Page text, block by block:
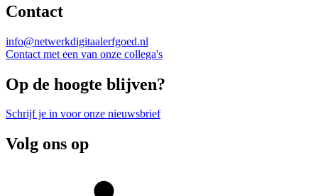
Contact
info@netwerkdigitaalerfgoed.nl
Contact met een van onze collega's
Op de hoogte blijven?
Schrijf je in voor onze nieuwsbrief
Volg ons op